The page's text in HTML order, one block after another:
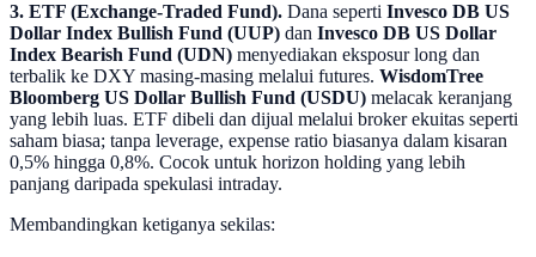
3. ETF (Exchange-Traded Fund). Dana seperti Invesco DB US
Dollar Index Bullish Fund (UUP) dan Invesco DB US Dollar
Index Bearish Fund (UDN) menyediakan eksposur long dan
terbalik ke DXY masing-masing melalui futures. WisdomTree
Bloomberg US Dollar Bullish Fund (USDU) melacak keranjang
yang lebih luas. ETF dibeli dan dijual melalui broker ekuitas seperti
saham biasa; tanpa leverage, expense ratio biasanya dalam kisaran
0,5% hingga 0,8%. Cocok untuk horizon holding yang lebih
panjang daripada spekulasi intraday.
Membandingkan ketiganya sekilas: